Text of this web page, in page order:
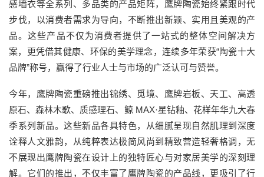
感墙衣等全系列、多品类的产品矩阵，鹰牌陶瓷始终紧跟时代
步伐，以消费者需求为导向，不断推出新颖、实用且美观的产
品。这些产品不仅为消费者提供了一站式的整体空间解决方
案，更凭借其健康、环保的美学理念，连续多年荣获“陶瓷十大
品牌”称号，赢得了行业人士与市场的广泛认可与赞誉。
今年，鹰牌陶瓷重磅推出锦绣、觅境、鹰牌岩板、天工、高透
原石、森林木歌、质感理石、鲸 MAX·星钻釉、花样年华九大春
季系列新品。这些新品各具特色，从细腻呈现自然肌理到深度
诠释人文雅韵，从纯粹表达极简风尚到精致营造轻奢格调，无
不展现出鹰牌陶瓷在设计上的独特匠心与对家居美学的深刻理
解。它们的推出，不仅丰富了鹰牌陶瓷的产品线，更吸引了行